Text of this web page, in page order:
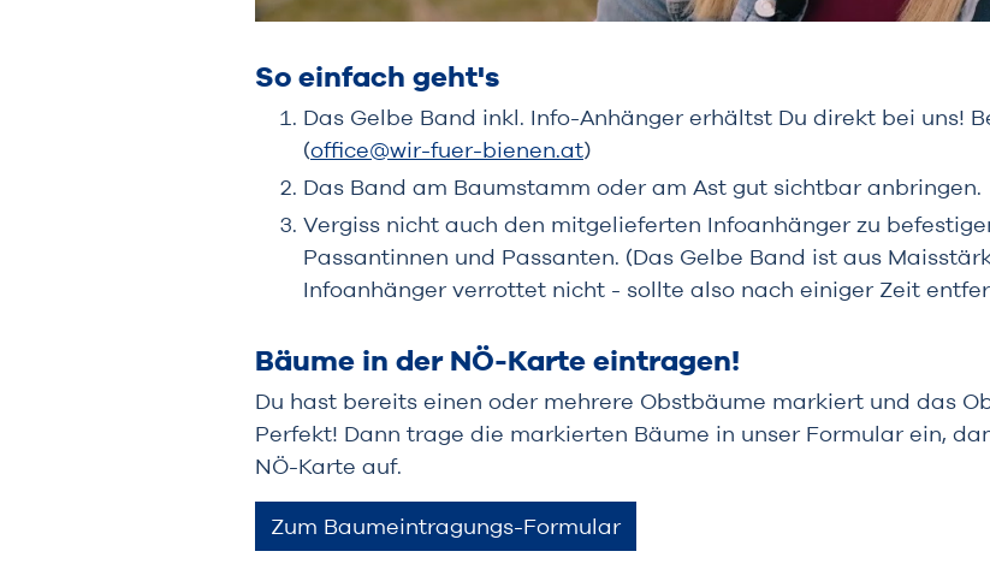
So einfach geht's
Das Gelbe Band inkl. Info-Anhänger erhältst Du direkt bei uns!
(office@wir-fuer-bienen.at)
Das Band am Baumstamm oder am Ast gut sichtbar anbringen.
Vergiss nicht auch den mitgelieferten Infoanhänger zu
Passantinnen und Passanten. (Das Gelbe Band ist aus
Infoanhänger verrottet nicht - sollte also nach einiger Zeit
Bäume in der NÖ-Karte eintragen!
Du hast bereits einen oder mehrere Obstbäume markiert und das
Perfekt! Dann trage die markierten Bäume in unser Formular ein,
NÖ-Karte auf.
Zum Baumeintragungs-Formular